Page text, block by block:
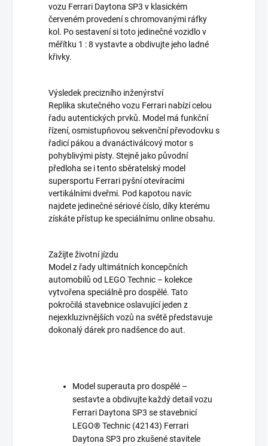
vozu Ferrari Daytona SP3 v klasickém
červeném provedení s chromovanými ráfky
kol. Po sestavení si toto jedinečné vozidlo v
měřítku 1 : 8 vystavte a obdivujte jeho ladné
křivky.
Výsledek precizního inženýrství
Replika skutečného vozu Ferrari nabízí celou
řadu autentických prvků. Model má funkční
řízení, osmistupňovou sekvenční převodovku s
řadicí pákou a dvanáctiválcový motor s
pohyblivými písty. Stejně jako původní
předloha se i tento sběratelský model
supersportu Ferrari pyšní otevíracími
vertikálními dveřmi. Pod kapotou navíc
najdete jedinečné sériové číslo, díky kterému
získáte přístup ke speciálnímu online obsahu.
Zažijte životní jízdu
Model z řady ultimátních koncepčních
automobilů od LEGO Technic – kolekce
vytvořena speciálně pro dospělé. Tato
pokročilá stavebnice oslavující jeden z
nejexkluzivnějších vozů na světě představuje
dokonalý dárek pro nadšence do aut.
Model superauta pro dospělé –
sestavte a obdivujte každý detail vozu
Ferrari Daytona SP3 se stavebnicí
LEGO® Technic (42143) Ferrari
Daytona SP3 pro zkušené stavitele